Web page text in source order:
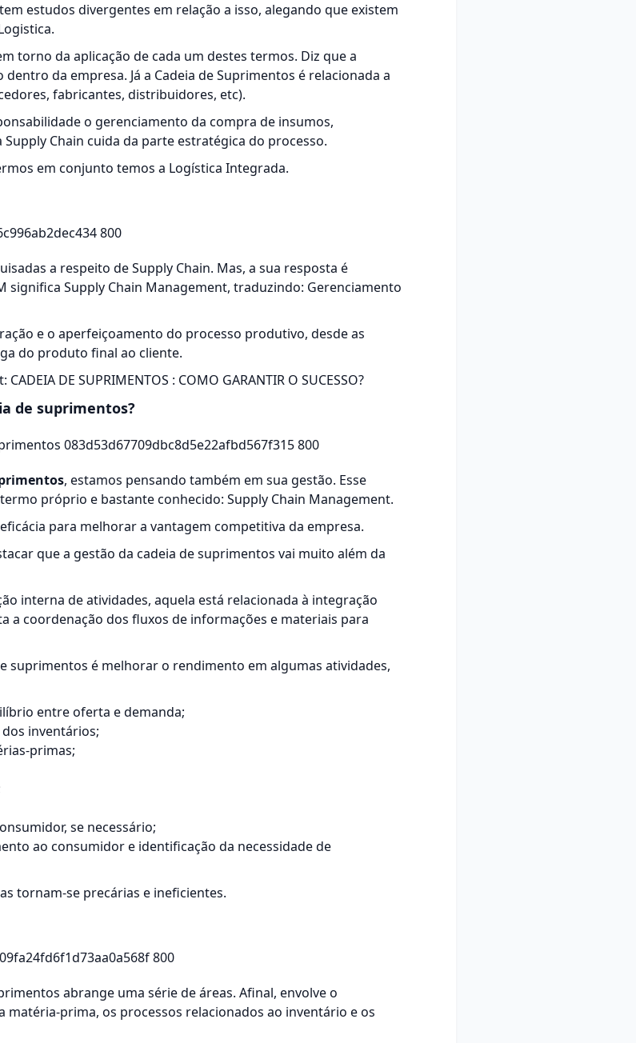
estudos divergentes em relação a isso, alegando que existem
torno da aplicação de cada um destes termos. Diz que a
da empresa. Já a Cadeia de Suprimentos é relacionada a
fabricantes, distribuidores, etc).
o gerenciamento da compra de insumos,
Chain cuida da parte estratégica do processo.
em conjunto temos a Logística Integrada.
a respeito de Supply Chain. Mas, a sua resposta é
significa Supply Chain Management, traduzindo: Gerenciamento
e o aperfeiçoamento do processo produtivo, desde as
do produto final ao cliente.
CADEIA DE SUPRIMENTOS : COMO GARANTIR O SUCESSO?
de suprimentos?
, estamos pensando também em sua gestão. Esse
próprio e bastante conhecido: Supply Chain Management.
para melhorar a vantagem competitiva da empresa.
que a gestão da cadeia de suprimentos vai muito além da
interna de atividades, aquela está relacionada à integração
a coordenação dos fluxos de informações e materiais para
suprimentos é melhorar o rendimento em algumas atividades,
entre oferta e demanda;
inventários;
primas;
se necessário;
ao consumidor e identificação da necessidade de
tornam-se precárias e ineficientes.
abrange uma série de áreas. Afinal, envolve o
matéria-prima, os processos relacionados ao inventário e os